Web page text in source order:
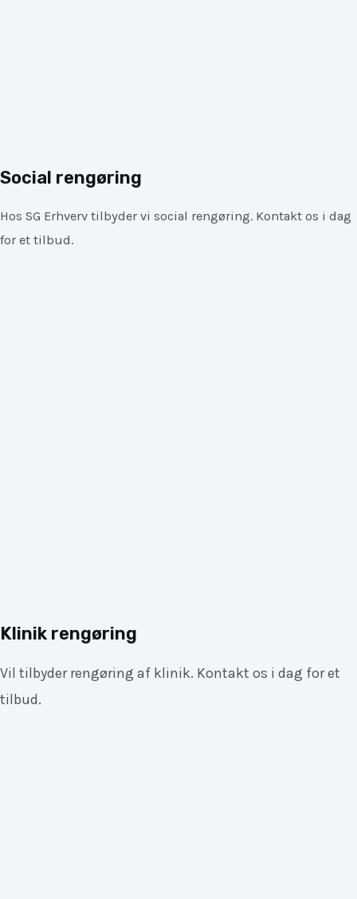
Social rengøring
Hos SG Erhverv tilbyder vi social rengøring. Kontakt os i dag
for et tilbud.
Klinik rengøring
Vil tilbyder rengøring af klinik. Kontakt os i dag for et
tilbud.